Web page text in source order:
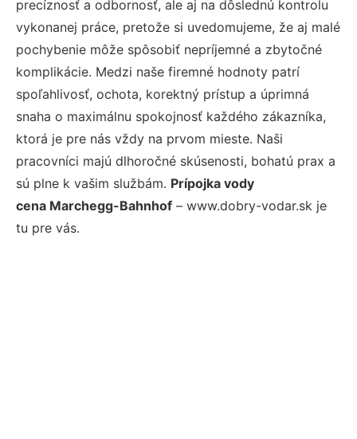
precíznosť a odbornosť, ale aj na dôslednú kontrolu
vykonanej práce, pretože si uvedomujeme, že aj malé
pochybenie môže spôsobiť nepríjemné a zbytočné
komplikácie. Medzi naše firemné hodnoty patrí
spoľahlivosť, ochota, korektný prístup a úprimná
snaha o maximálnu spokojnosť každého zákazníka,
ktorá je pre nás vždy na prvom mieste. Naši
pracovníci majú dlhoročné skúsenosti, bohatú prax a
sú plne k vašim službám. Prípojka vody
cena Marchegg-Bahnhof – www.dobry-vodar.sk je
tu pre vás.